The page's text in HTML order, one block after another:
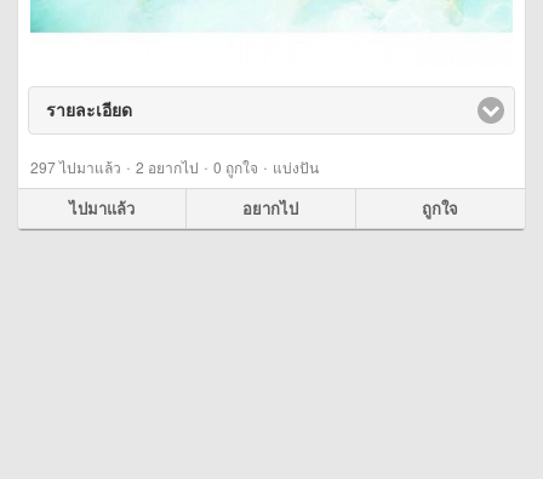
รายละเอียด
297ไปมาแล้ว · 2 อยากไป · 0 ถูกใจ · แบ่งปัน
ไปมาแล้ว อยากไป ถูกใจ